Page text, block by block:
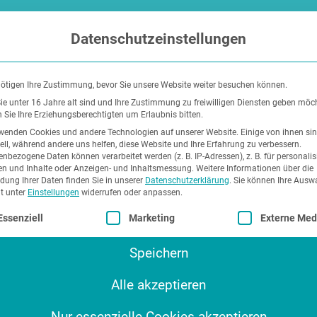
–
Datenschutzeinstellungen
Ihre Zustimmung, bevor Sie unsere Website weiter besuchen können.
unter 16 Jahre alt sind und Ihre Zustimmung zu freiwilligen Diensten geben
Sie Ihre Erziehungsberechtigten um Erlaubnis bitten.
Cookies und andere Technologien auf unserer Website. Einige von ihnen
während andere uns helfen, diese Website und Ihre Erfahrung zu verbessern.
Daten können verarbeitet werden (z. B. IP-Adressen), z. B. für
und Inhalte oder Anzeigen- und Inhaltsmessung. Weitere Informationen über die
Ihrer Daten finden Sie in unserer Datenschutzerklärung. Sie können Ihre
unter Einstellungen widerrufen oder anpassen.
eine Liste der Service-Gruppen, für die eine
Marketing Externe
Speichern
Alle akzeptieren